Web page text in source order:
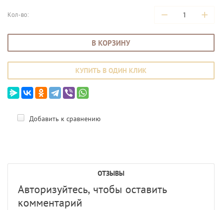
Кол-во: − +
В КОРЗИНУ
КУПИТЬ В ОДИН КЛИК
Добавить к сравнению
ОТЗЫВЫ
Авторизуйтесь, чтобы оставить
комментарий